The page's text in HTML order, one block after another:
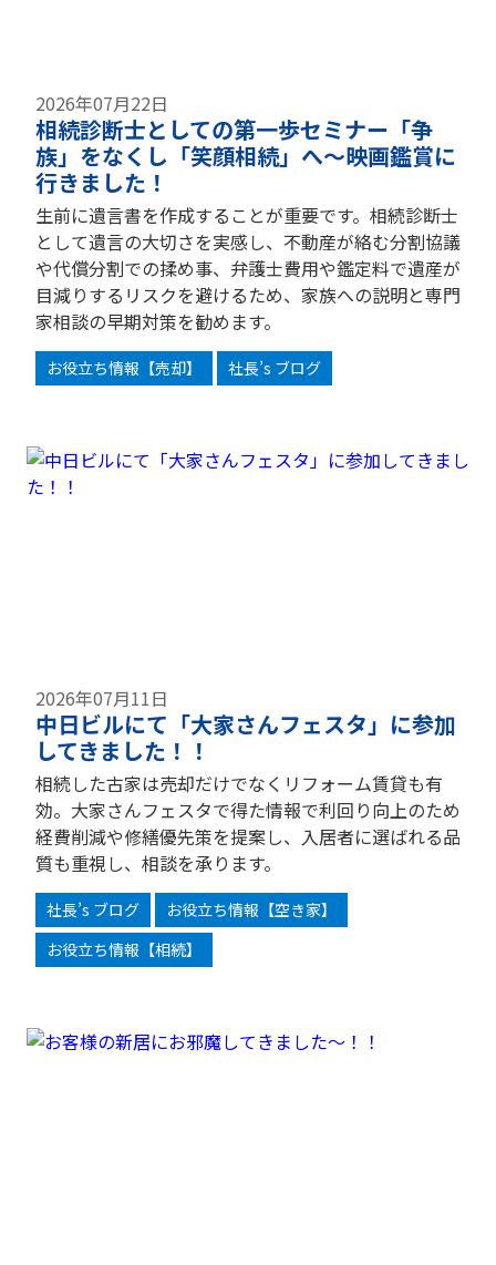
2026年07月22日
相続診断士としての第一歩セミナー「争
族」をなくし「笑顔相続」へ～映画鑑賞に
行きました！
生前に遺言書を作成することが重要です。相続診断士
として遺言の大切さを実感し、不動産が絡む分割協議
や代償分割での揉め事、弁護士費用や鑑定料で遺産が
目減りするリスクを避けるため、家族への説明と専門
家相談の早期対策を勧めます。
お役立ち情報【売却】 社長’s ブログ
2026年07月11日
中日ビルにて「大家さんフェスタ」に参加
してきました！！
相続した古家は売却だけでなくリフォーム賃貸も有
効。大家さんフェスタで得た情報で利回り向上のため
経費削減や修繕優先策を提案し、入居者に選ばれる品
質も重視し、相談を承ります。
社長’s ブログ
お役立ち情報【空き家】
お役立ち情報【相続】